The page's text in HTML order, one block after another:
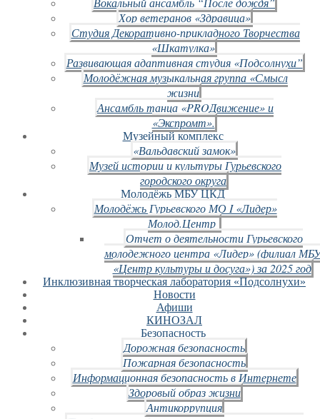
Хор ветеранов «Здравица»
Студия Декоративно-прикладного Творчества
«Шкатулка»
Развивающая адаптивная студия «Подсолнухи”
Молодёжная музыкальная группа «Смысл
жизни
Ансамбль танца «PROДвижение» и
«Экспромт».
Музейный комплекс
«Вальдавский замок»
Музей истории и культуры Гурьевского
городского округа
Молодёжь МБУ ЦКД
Молодёжь Гурьевского МО I «Лидер»
Молод.Центр
Отчет о деятельности Гурьевского
молодежного центра «Лидер» (филиал
«Центр культуры и досуга») за 2025 год
Инклюзивная творческая лаборатория «Подсолнухи»
Новости
Афиши
КИНОЗАЛ
Безопасность
Дорожная безопасность
Пожарная безопасность
Информационная безопасность в Интернете
Здоровый образ жизни
Антикоррупция